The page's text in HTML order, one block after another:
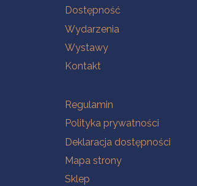
Na skróty
Dostępność
Wydarzenia
Wystawy
Kontakt
Na skróty
Regulamin
Polityka prywatności
Deklaracja dostępności
Mapa strony
Sklep